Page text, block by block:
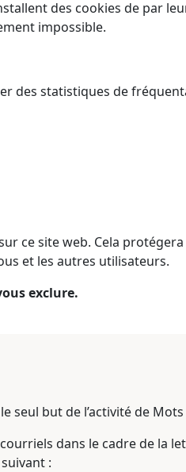
des cookies de par
impossible.
des statistiques de
ce site web. Cela
et les autres utilisateurs.
exclure.
seul but de l’activité de
dans le cadre de la
: